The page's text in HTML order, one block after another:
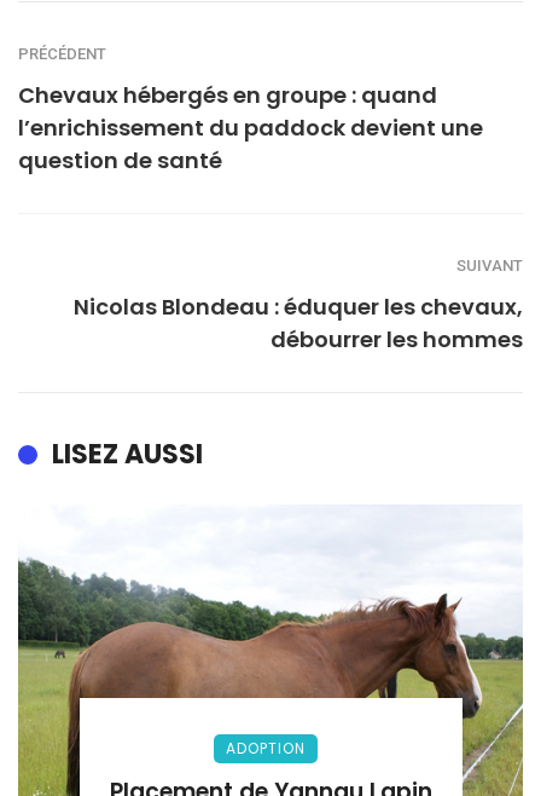
PRÉCÉDENT
Chevaux hébergés en groupe : quand
l’enrichissement du paddock devient une
question de santé
SUIVANT
Nicolas Blondeau : éduquer les chevaux,
débourrer les hommes
LISEZ AUSSI
ADOPTION